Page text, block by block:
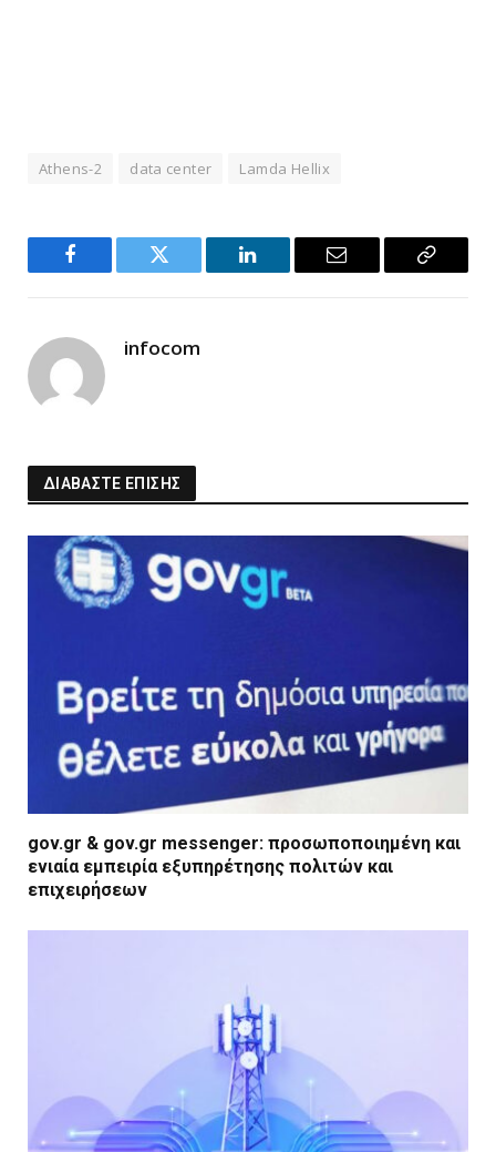
Athens-2 data center Lamda Hellix
Facebook Twitter LinkedIn Email
Copy
infocom
ΔΙΑΒΑΣΤΕ ΕΠΙΣΗΣ
gov.gr & gov.gr messenger: προσωποποιημένη και
ενιαία εμπειρία εξυπηρέτησης πολιτών και
επιχειρήσεων